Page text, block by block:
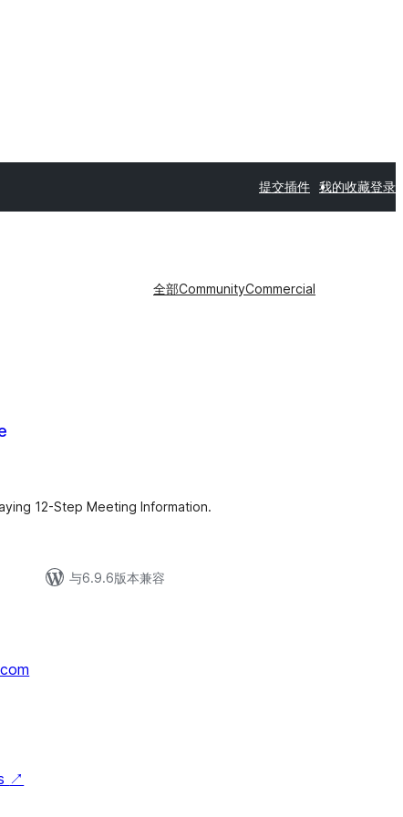
提交插件 我的收藏登录
全部CommunityCommercial
12-Step Meeting Information.
与6.9.6版本兼容
↗